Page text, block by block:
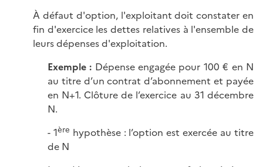
À défaut d'option, l'exploitant doit constater en
fin d'exercice les dettes relatives à l'ensemble de
leurs dépenses d'exploitation.
Exemple : Dépense engagée pour 100 € en N
au titre d’un contrat d’abonnement et payée
en N+1. Clôture de l’exercice au 31 décembre
N.
- 1ère hypothèse : l’option est exercée au titre
de N